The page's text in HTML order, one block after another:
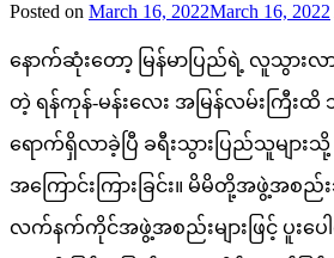
Posted on March 16, 2022March 16, 2022
နောက်ဆုံးတော့ မြန်မာပြည်ရဲ့ လူသွားလ
တဲ့ ရန်ကုန်-မန်းလေး အမြန်လမ်းကြီး
ရောက်ရှိလာခဲ့ပြီ ခရီးသွားပြည်သူမျာ
အကြောင်းကြားခြင်း။ မိမိတို့အဖွဲ့အစည်
လက်နက်ကိုင်အဖွဲ့အစည်းများဖြင့် ပူးပေ